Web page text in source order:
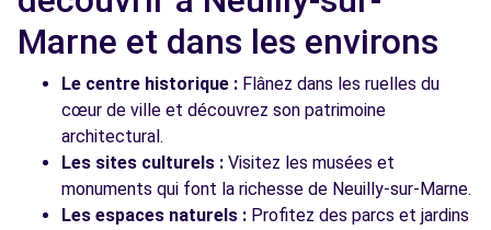
Marne et dans les environs
Le centre historique : Flânez dans les ruelles du
cœur de ville et découvrez son patrimoine
architectural.
Les sites culturels : Visitez les musées et
monuments qui font la richesse de Neuilly-sur-Marne.
Les espaces naturels : Profitez des parcs et jardins